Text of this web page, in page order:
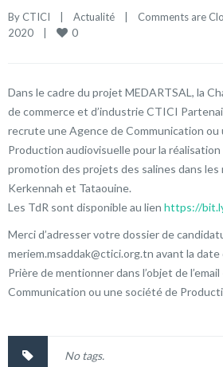
By CTICI
    |
Actualité
    |
Comments are
2020    |
0
Dans le cadre du projet MEDARTSAL, la
de commerce et d’industrie CTICI
recrute une Agence de Communication ou
Production audiovisuelle pour la réalisation
promotion des projets des salines dans les
Kerkennah et Tataouine.
Les TdR sont disponible au lien https://
Merci d’adresser votre dossier de
meriem.msaddak@ctici.org.tn avant la
Prière de mentionner dans l’objet de
Communication ou une société de
No tags.